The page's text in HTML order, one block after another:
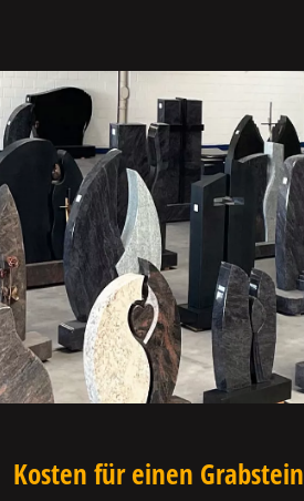
Kosten für einen Grabstein